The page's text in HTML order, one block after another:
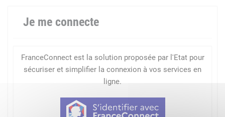
Je me connecte
FranceConnect est la solution proposée par l'Etat pour
sécuriser et simplifier la connexion à vos services en
ligne.